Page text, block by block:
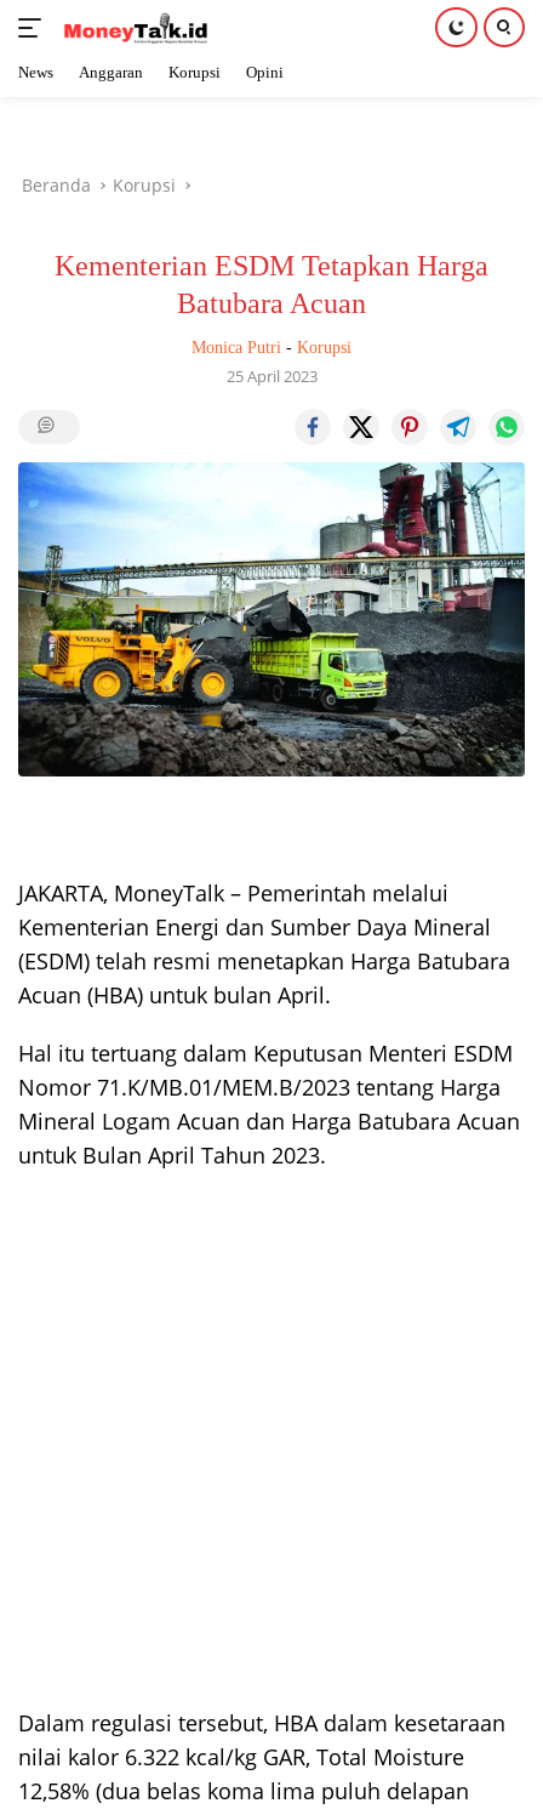
News Anggaran Korupsi Opini
Beranda Korupsi
Kementerian ESDM Tetapkan Harga
Batubara Acuan
Monica Putri - Korupsi
25 April 2023
JAKARTA, MoneyTalk – Pemerintah melalui
Kementerian Energi dan Sumber Daya Mineral
(ESDM) telah resmi menetapkan Harga Batubara
Acuan (HBA) untuk bulan April.
Hal itu tertuang dalam Keputusan Menteri ESDM
Nomor 71.K/MB.01/MEM.B/2023 tentang Harga
Mineral Logam Acuan dan Harga Batubara Acuan
untuk Bulan April Tahun 2023.
Dalam regulasi tersebut, HBA dalam kesetaraan
nilai kalor 6.322 kcal/kg GAR, Total Moisture
12,58% (dua belas koma lima puluh delapan